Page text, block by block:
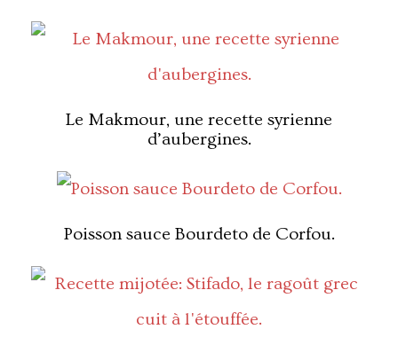
Le Makmour, une recette syrienne
d’aubergines.
Poisson sauce Bourdeto de Corfou.